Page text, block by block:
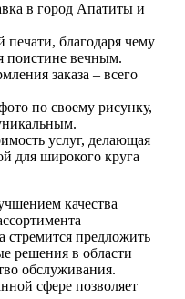
в город Апатиты и
благодаря чему
поистине вечным.
заказа – всего
по своему рисунку,
услуг, делающая
для широкого круга
качества
стремится предложить
решения в области
обслуживания.
сфере позволяет